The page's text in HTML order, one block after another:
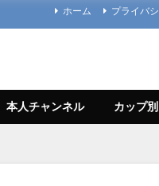
ホーム プライバ
本人チャンネル カップ別